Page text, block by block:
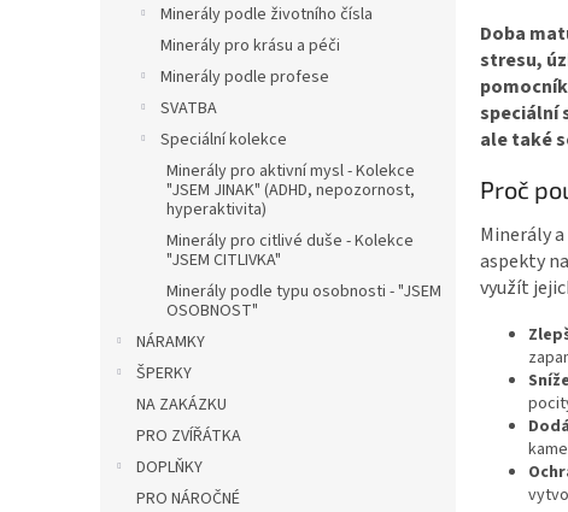
Minerály podle životního čísla
Minerály pro krásu a péči
Minerály podle profese
SVATBA
Speciální kolekce
Minerály pro aktivní mysl - Kolekce
"JSEM JINAK" (ADHD, nepozornost,
hyperaktivita)
Minerály pro citlivé duše - Kolekce
"JSEM CITLIVKA"
Minerály podle typu osobnosti - "JSEM
OSOBNOST"
NÁRAMKY
ŠPERKY
NA ZAKÁZKU
PRO ZVÍŘÁTKA
DOPLŇKY
PRO NÁROČNÉ
Doba
stresu,
speciální
ale také
Proč
Minerály
aspekty
využít